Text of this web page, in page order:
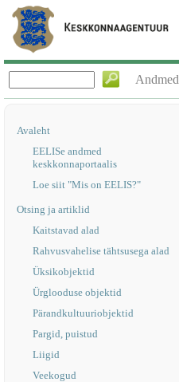
Andmed
Avaleht
EELISe andmed
keskkonnaportaalis
Loe siit "Mis on EELIS?"
Otsing ja artiklid
Kaitstavad alad
Rahvusvahelise tähtsusega alad
Üksikobjektid
Ürglooduse objektid
Pärandkultuuriobjektid
Pargid, puistud
Liigid
Veekogud